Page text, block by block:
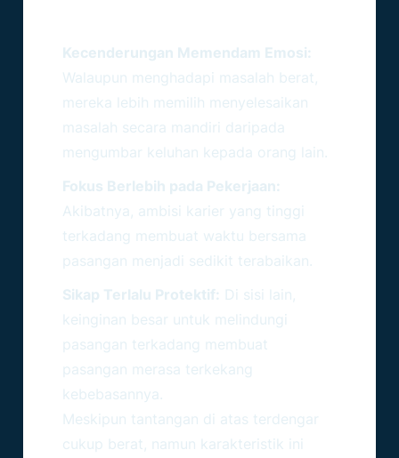
Kecenderungan Memendam Emosi:
Walaupun menghadapi masalah berat,
mereka lebih memilih menyelesaikan
masalah secara mandiri daripada
mengumbar keluhan kepada orang lain.
Fokus Berlebih pada Pekerjaan:
Akibatnya, ambisi karier yang tinggi
terkadang membuat waktu bersama
pasangan menjadi sedikit terabaikan.
Sikap Terlalu Protektif: Di sisi lain,
keinginan besar untuk melindungi
pasangan terkadang membuat
pasangan merasa terkekang
kebebasannya.
Meskipun tantangan di atas terdengar
cukup berat, namun karakteristik ini